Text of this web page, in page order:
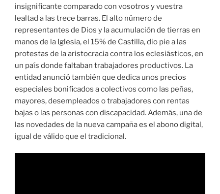
insignificante comparado con vosotros y vuestra
lealtad a las trece barras. El alto número de
representantes de Dios y la acumulación de tierras en
manos de la Iglesia, el 15% de Castilla, dio pie a las
protestas de la aristocracia contra los eclesiásticos, en
un país donde faltaban trabajadores productivos. La
entidad anunció también que dedica unos precios
especiales bonificados a colectivos como las peñas,
mayores, desempleados o trabajadores con rentas
bajas o las personas con discapacidad. Además, una de
las novedades de la nueva campaña es el abono digital,
igual de válido que el tradicional.